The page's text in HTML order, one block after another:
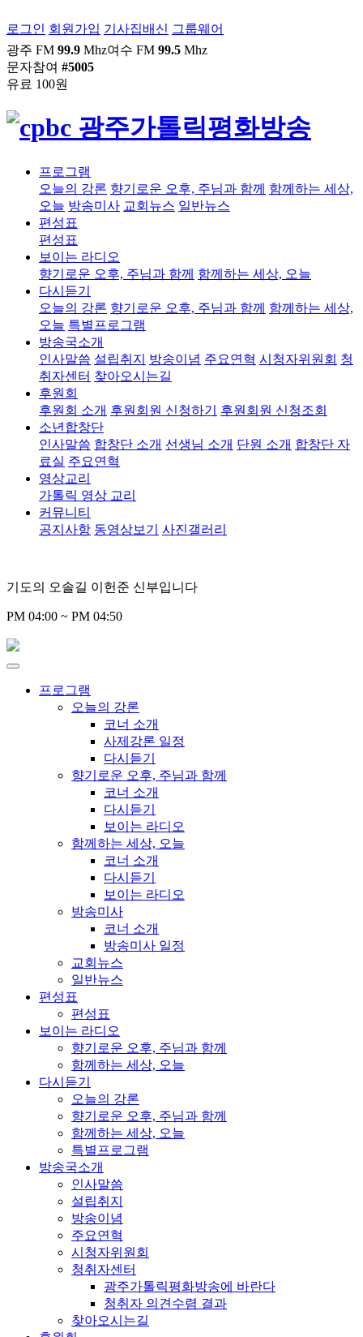
로그인 회원가입 기사집배신 그룹웨어
광주 FM 99.9 Mhz여수 FM 99.5 Mhz
문자참여 #5005
유료 100원
프로그램
오늘의 강론 향기로운 오후, 주님과 함께 함께하는 세상,
오늘 방송미사 교회뉴스 일반뉴스
편성표
편성표
보이는 라디오
향기로운 오후, 주님과 함께 함께하는 세상, 오늘
다시듣기
오늘의 강론 향기로운 오후, 주님과 함께 함께하는 세상,
오늘 특별프로그램
방송국소개
인사말씀 설립취지 방송이념 주요연혁 시청자위원회 청
취자센터 찾아오시는길
후원회
후원회 소개 후원회원 신청하기
후원회원 신청조회
소년합창단
인사말씀 합창단 소개 선생님 소개 단원 소개 합창단 자
료실 주요연혁
영상교리
가톨릭 영상 교리
커뮤니티
공지사항 동영상보기 사진갤러리
기도의 오솔길 이헌준 신부입니다
PM 04:00 ~ PM 04:50
프로그램
오늘의 강론
코너 소개
사제강론 일정
다시듣기
향기로운 오후, 주님과 함께
코너 소개
다시듣기
보이는 라디오
함께하는 세상, 오늘
코너 소개
다시듣기
보이는 라디오
방송미사
코너 소개
방송미사 일정
교회뉴스
일반뉴스
편성표
편성표
보이는 라디오
향기로운 오후, 주님과 함께
함께하는 세상, 오늘
다시듣기
오늘의 강론
향기로운 오후, 주님과 함께
함께하는 세상, 오늘
특별프로그램
방송국소개
인사말씀
설립취지
방송이념
주요연혁
시청자위원회
청취자센터
광주가톨릭평화방송에 바란다
청취자 의견수렴 결과
찾아오시는길